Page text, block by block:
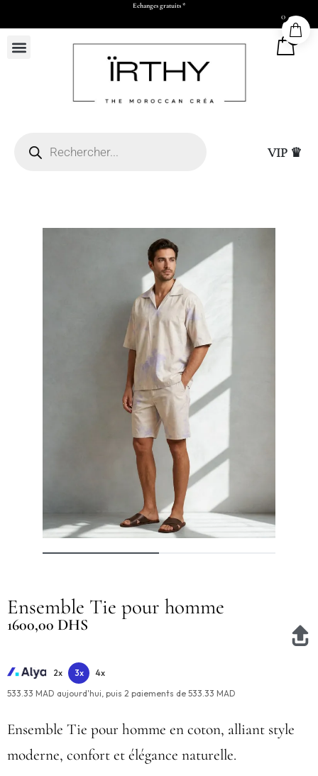
Echanges gratuits *
0
VIP ♛
Ensemble Tie pour homme
1600,00 DHS
2x 3x
4x
533.33 MAD aujourd'hui, puis 2 paiements de 533.33 MAD
Ensemble Tie pour homme en coton, alliant style
moderne, confort et élégance naturelle.
0
+ ADD
15,00DHS